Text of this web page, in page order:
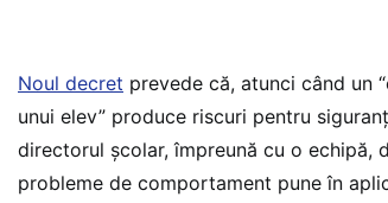
Noul decret prevede că, atunci când un
unui elev” produce riscuri pentru
directorul școlar, împreună cu o echipă,
probleme de comportament pune în